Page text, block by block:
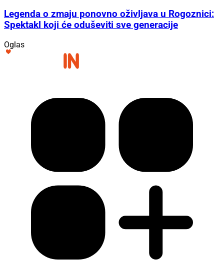
Legenda o zmaju ponovno oživljava u Rogoznici:
Spektakl koji će oduševiti sve generacije
Oglas